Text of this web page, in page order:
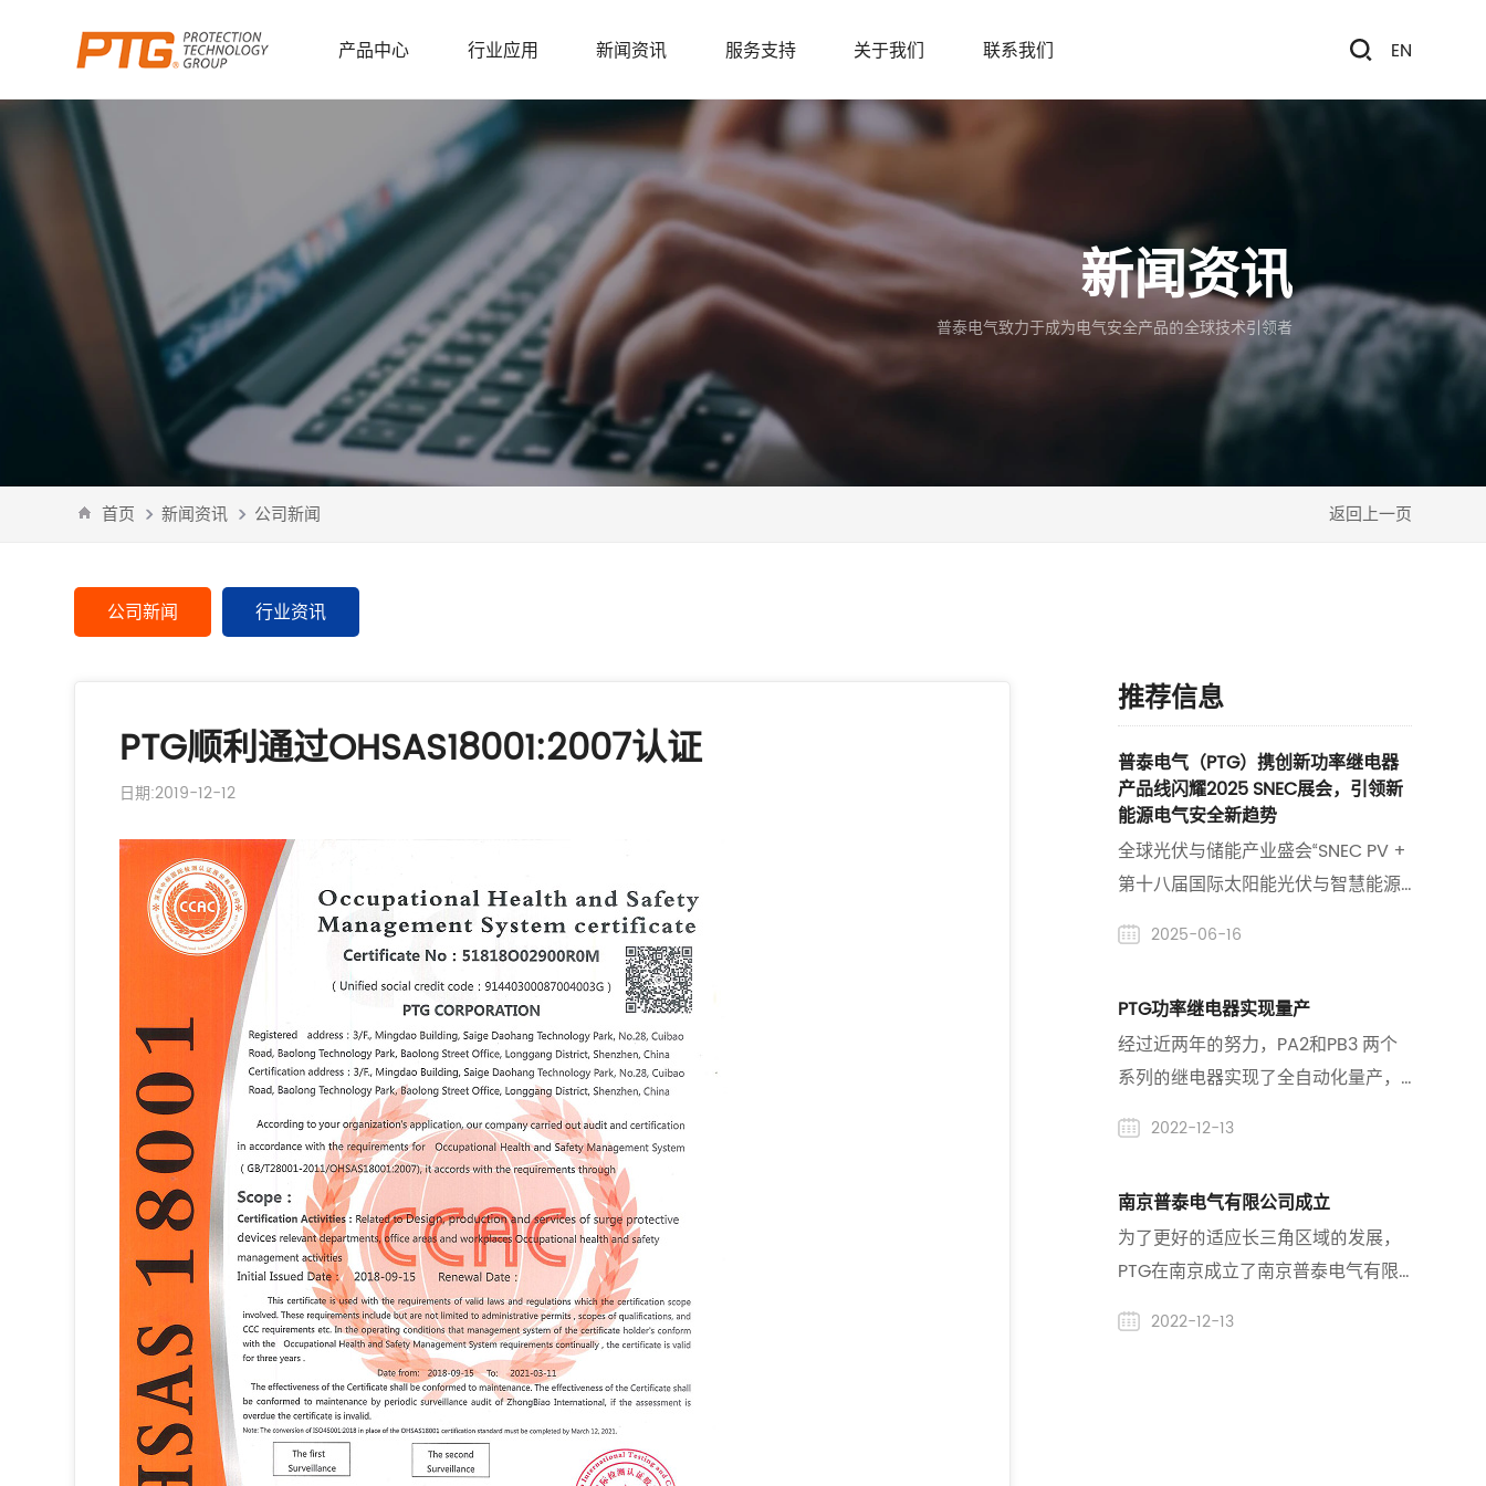
产品中心 行业应用 新闻资讯 服务支持 关于我们 联系我们 EN
新闻资讯
普泰电气致力于成为电气安全产品的全球技术引领者
返回上一页
首页 新闻资讯 公司新闻
公司新闻 行业资讯
PTG顺利通过OHSAS18001:2007认证
日期:2019-12-12
推荐信息
普泰电气（PTG）携创新功率继电器
产品线闪耀2025 SNEC展会，引领新
能源电气安全新趋势
全球光伏与储能产业盛会“SNEC PV +
第十八届国际太阳能光伏与智慧能源
会暨展览会”于6月11日至13日在上海国
决方案领域的领军企业,深圳普泰电气
有限公司（以下简称“PTG”）重磅亮
相,推出全新功率继电器产品线,以创新
技术和高性能产品赢得行业广泛关注,
2025-06-16
PTG功率继电器实现量产
经过近两年的努力，PA2和PB3 两个
系列的继电器实现了全自动化量产，
PC6两个系列实现了半自动化生产，
也取得了CQC、TUV和CE认证。
2022-12-13
南京普泰电气有限公司成立
为了更好的适应长三角区域的发展，
PTG在南京成立了南京普泰电气有限
发以及PTG全系列产品在华东区的销
2022-12-13